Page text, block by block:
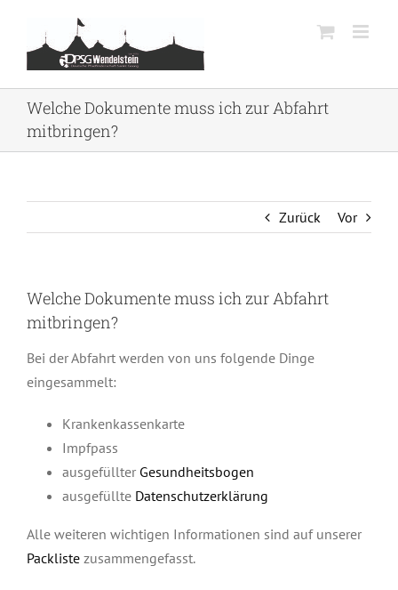
springen
Welche Dokumente muss ich zur Abfahrt
mitbringen?
Zurück Vor
Welche Dokumente muss ich zur Abfahrt
mitbringen?
Bei der Abfahrt werden von uns folgende Dinge
eingesammelt:
Krankenkassenkarte
Impfpass
ausgefüllter Gesundheitsbogen
ausgefüllte Datenschutzerklärung
Alle weiteren wichtigen Informationen sind auf unserer
Packliste zusammengefasst.